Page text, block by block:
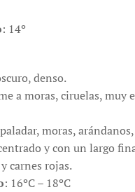
: 14º
denso.
a moras, ciruelas, muy
moras,
y con un largo
carnes rojas.
: 16ºC – 18ºC